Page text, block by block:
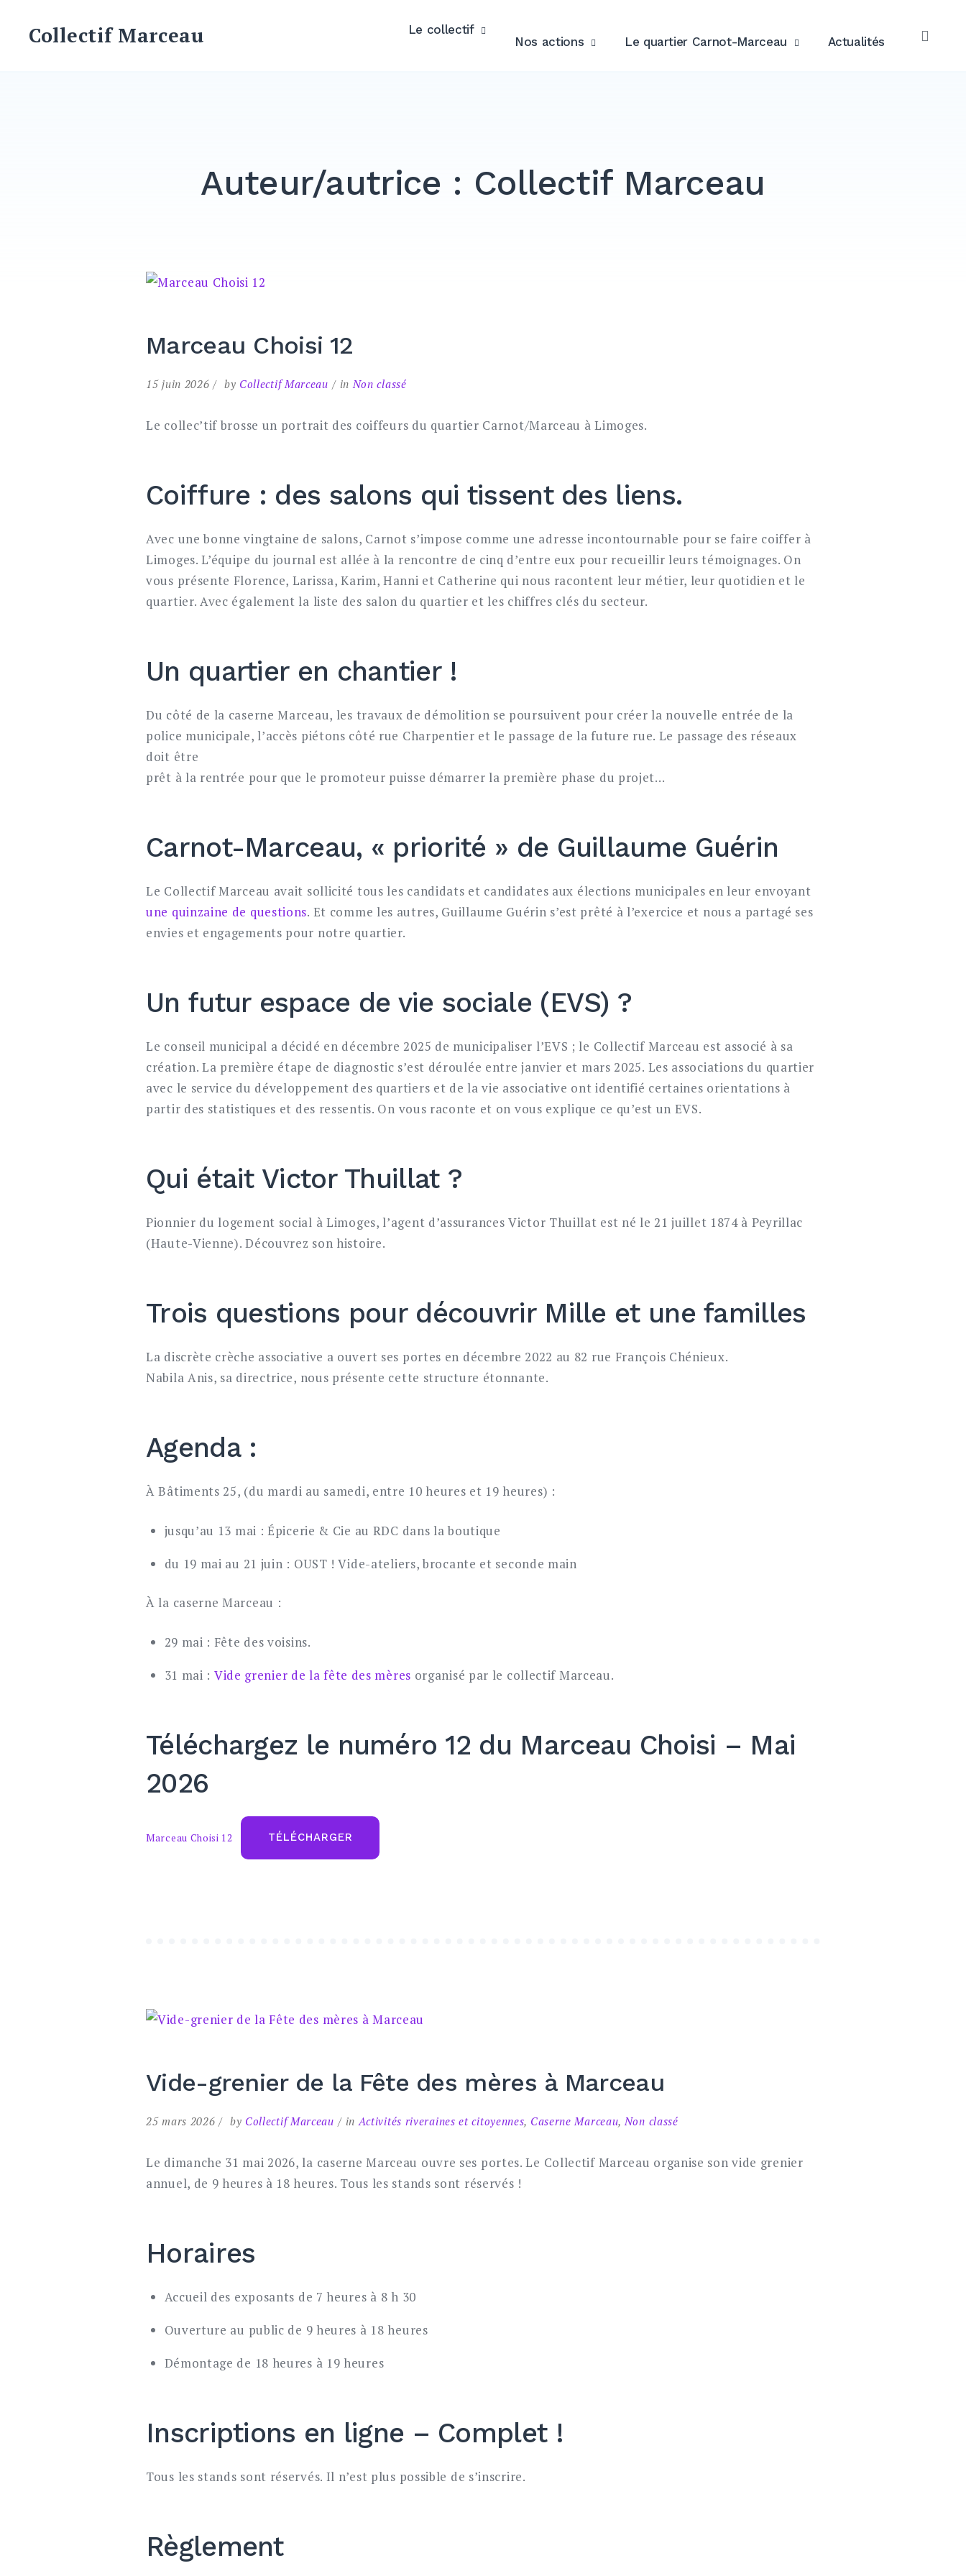
Collectif Marceau
Le collectif
Nos actions
Le quartier Carnot-Marceau Actualités
Auteur/autrice : Collectif Marceau
Marceau Choisi 12
15 juin 2026 by Collectif Marceau inNon classé
Le collec’tif brosse un portrait des coiffeurs du quartier Carnot/Marceau à Limoges.
Coiffure : des salons qui tissent des liens.
Avec une bonne vingtaine de salons, Carnot s’impose comme une adresse incontournable pour se faire coiffer à
Limoges. L’équipe du journal est allée à la rencontre de cinq d’entre eux pour recueillir leurs témoignages. On
vous présente Florence, Larissa, Karim, Hanni et Catherine qui nous racontent leur métier, leur quotidien et le
quartier. Avec également la liste des salon du quartier et les chiffres clés du secteur.
Un quartier en chantier !
Du côté de la caserne Marceau, les travaux de démolition se poursuivent pour créer la nouvelle entrée de la
police municipale, l’accès piétons côté rue Charpentier et le passage de la future rue. Le passage des réseaux
doit être
prêt à la rentrée pour que le promoteur puisse démarrer la première phase du projet…
Carnot-Marceau, « priorité » de Guillaume Guérin
Le Collectif Marceau avait sollicité tous les candidats et candidates aux élections municipales en leur envoyant
une quinzaine de questions. Et comme les autres, Guillaume Guérin s’est prêté à l’exercice et nous a partagé ses
envies et engagements pour notre quartier.
Un futur espace de vie sociale (EVS) ?
Le conseil municipal a décidé en décembre 2025 de municipaliser l’EVS ; le Collectif Marceau est associé à sa
création. La première étape de diagnostic s’est déroulée entre janvier et mars 2025. Les associations du quartier
avec le service du développement des quartiers et de la vie associative ont identifié certaines orientations à
partir des statistiques et des ressentis. On vous raconte et on vous explique ce qu’est un EVS.
Qui était Victor Thuillat ?
Pionnier du logement social à Limoges, l’agent d’assurances Victor Thuillat est né le 21 juillet 1874 à Peyrillac
(Haute-Vienne). Découvrez son histoire.
Trois questions pour découvrir Mille et une familles
La discrète crèche associative a ouvert ses portes en décembre 2022 au 82 rue François Chénieux.
Nabila Anis, sa directrice, nous présente cette structure étonnante.
Agenda :
À Bâtiments 25, (du mardi au samedi, entre 10 heures et 19 heures) :
jusqu’au 13 mai : Épicerie & Cie au RDC dans la boutique
du 19 mai au 21 juin : OUST ! Vide-ateliers, brocante et seconde main
À la caserne Marceau :
29 mai : Fête des voisins.
31 mai : Vide grenier de la fête des mères organisé par le collectif Marceau.
Téléchargez le numéro 12 du Marceau Choisi – Mai
2026
Marceau Choisi 12 TÉLÉCHARGER
Vide-grenier de la Fête des mères à Marceau
25 mars 2026 by Collectif Marceau in Activités riveraines et citoyennes, Caserne Marceau, Non classé
Le dimanche 31 mai 2026, la caserne Marceau ouvre ses portes. Le Collectif Marceau organise son vide grenier
annuel, de 9 heures à 18 heures. Tous les stands sont réservés !
Horaires
Accueil des exposants de 7 heures à 8 h 30
Ouverture au public de 9 heures à 18 heures
Démontage de 18 heures à 19 heures
Inscriptions en ligne – Complet !
Tous les stands sont réservés. Il n’est plus possible de s’inscrire.
Règlement